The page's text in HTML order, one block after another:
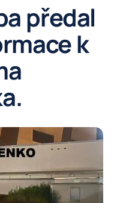
předal
k